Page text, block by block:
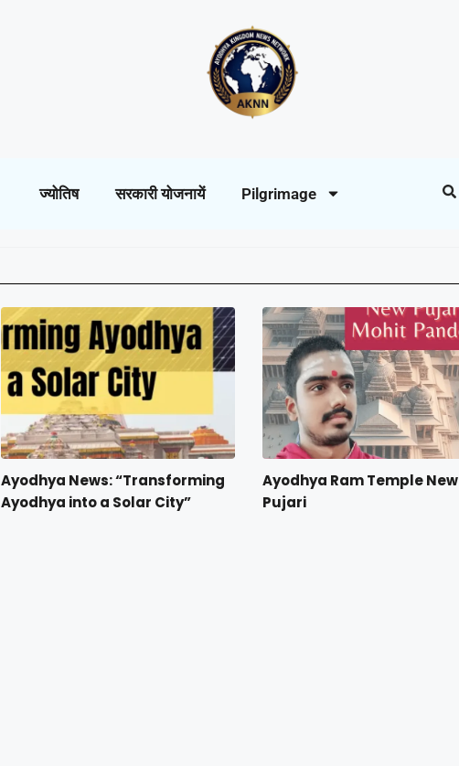
ज्योतिष सरकारी योजनायें Pilgrimage
Ayodhya News: “Transforming
Ayodhya into a Solar City”
Ayodhya Ram Temple New
Pujari